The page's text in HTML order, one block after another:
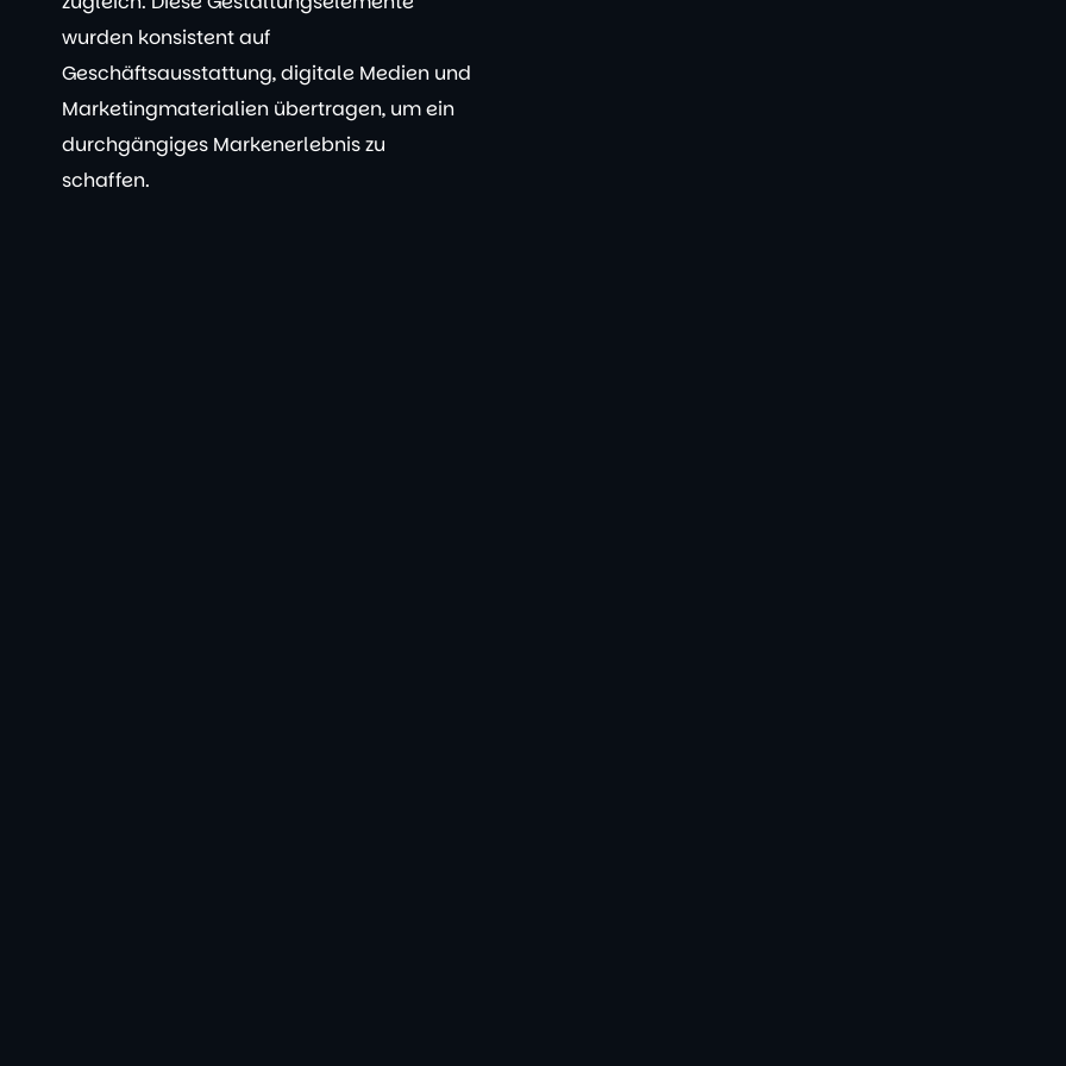
wurden konsistent auf
Geschäftsausstattung, digitale Medien und
Marketingmaterialien übertragen, um ein
durchgängiges Markenerlebnis zu
schaffen.